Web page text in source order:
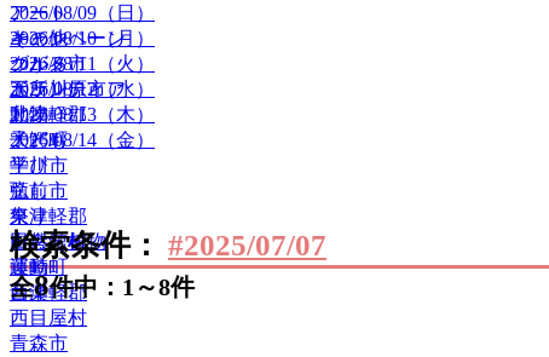
2026/08/09（日）
2026/08/10（月）
2026/08/11（火）
2026/08/12（水）
2026/08/13（木）
2026/08/14（金）
アート
キャンペーン
グルメ
ボランティア
動物
子ども
学び
癒し
祭り
自然・植物
運動
音楽
その他
つがる市
五所川原市
北津軽郡
大鰐町
平川市
弘前市
東津軽郡
田舎館村
藤崎町
西津軽郡
西目屋村
青森市
検索条件： #2025/07/07
全8件中：1～8件